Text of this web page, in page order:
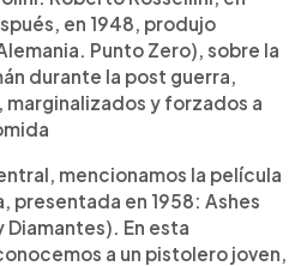
en 1948, produjo
Punto Zero), sobre la
durante la post guerra,
y forzados a
mencionamos la película
presentada en 1958: Ashes
Diamantes). En esta
a un pistolero joven,